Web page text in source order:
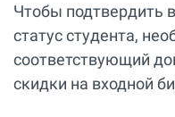
Чтобы подтвердить
статус студента,
соответствующий
скидки на входной